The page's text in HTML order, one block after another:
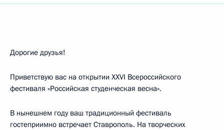
Дорогие друзья!
Приветствую вас на открытии XXVI Всероссийского
фестиваля «Российская студенческая весна».
В нынешнем году ваш традиционный фестиваль
гостеприимно встречает Ставрополь. На творческих